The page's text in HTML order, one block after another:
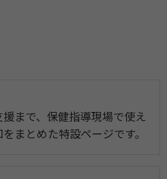
まで、保健指導現場で使え
まとめた特設ページです。